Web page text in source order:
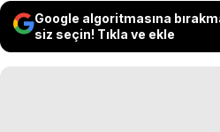
Google algoritmasına
siz seçin! Tıkla ve ekle